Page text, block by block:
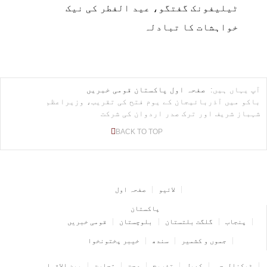
ٹیلیفونک گفتگو، عید الفطر کی نیک
خواہشات کا تبادلہ
آپ یہاں ہیں: صفحہ اول پاکستان
قومی خبریں
باکو میں آذربائیجان کے یوم فتح کی تقریب، وزیراعظم
شہباز شریف اور ترک صدر اردوان کی شرکت
BACK TO TOP
صفحہ اول لائیو
پاکستان
قومی خبریں
بلوچستان گلگت بلتستان پنجاب
خیبر پختونخوا سندھ جموں و کشمیر